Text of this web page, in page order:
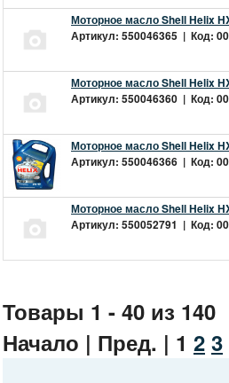
Моторное масло Shell Helix
Артикул: 550046365 | Код:
Моторное масло Shell Helix
Артикул: 550046360 | Код:
Моторное масло Shell Helix
Артикул: 550046366 | Код:
Моторное масло Shell Helix
Артикул: 550052791 | Код:
Товары 1 - 40 из 140
Начало | Пред. | 1 2 3